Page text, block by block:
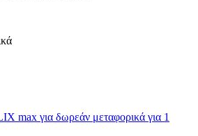
max για δωρεάν μεταφορικά για 1